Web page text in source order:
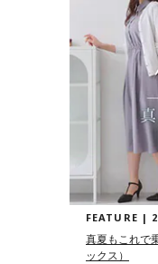
FEATURE |
真夏もこれで
ックス）